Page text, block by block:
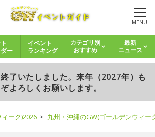
MENU
ー
イベント
ランキング
カテゴリ別
おすすめ
最新
ニュース
了いたしました。来年（2027年）も
よろしくお願いします。
ーク)2026 九州・沖縄のGW(ゴールデンウィ